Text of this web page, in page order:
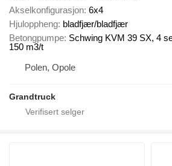
Akselkonfigurasjon 6x4
Hjuloppheng bladfjær/bladfjær
Betongpumpe Schwing KVM 39 SX, 4
150 m3/t
Polen, Opole
Grandtruck